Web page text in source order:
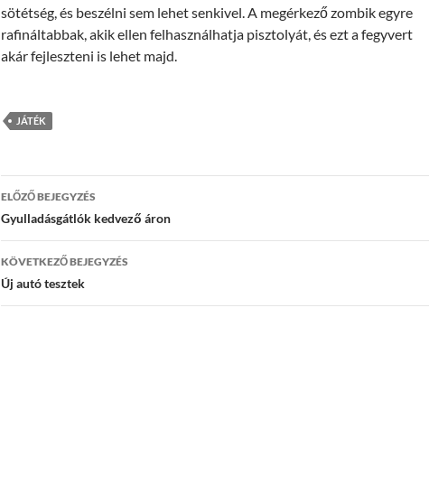
sötétség, és beszélni sem lehet senkivel. A megérkező zombik egyre
rafináltabbak, akik ellen felhasználhatja pisztolyát, és ezt a fegyvert
akár fejleszteni is lehet majd.
JÁTÉK
Bejegyzés
navigáció
ELŐZŐ BEJEGYZÉS
Gyulladásgátlók kedvező áron
KÖVETKEZŐ BEJEGYZÉS
Új autó tesztek